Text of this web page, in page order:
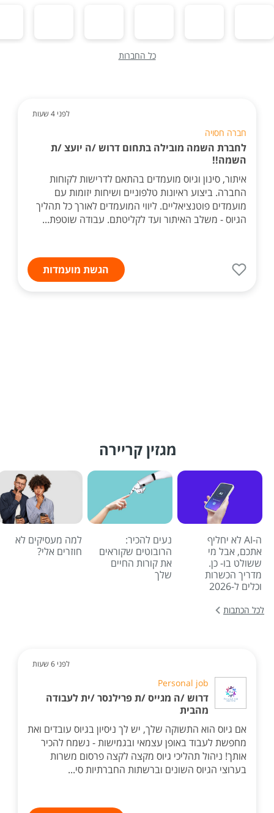
כל החברות
לפני 4 שעות
חברה חסויה
לחברת השמה מובילה בתחום דרוש /ה יועצ /ת
השמה!!
איתור, סינון וגיוס מועמדים בהתאם לדרישות לקוחות
החברה. ביצוע ראיונות טלפוניים ושיחות יזומות עם
מועמדים פוטנציאליים. ליווי המועמדים לאורך כל תהליך
הגיוס - משלב האיתור ועד לקליטתם. עבודה שוטפת...
הגשת מועמדות
מגזין קריירה
ה-AI לא יחליף
אתכם, אבל מי
ששולט בו- כן.
מדריך הכשרות
וכלים ל-2026
נעים להכיר:
הרובוטים שקוראים
את קורות החיים
שלך
למה מעסיקים לא
חוזרים אלי?
לכל הכתבות
לפני 6 שעות
Personal job
דרוש /ה מגייס /ת פרילנסר /ית לעבודה
מהבית
אם גיוס הוא התשוקה שלך, יש לך ניסיון בגיוס עובדים ואת
מחפשת לעבוד באופן עצמאי ובגמישות - נשמח להכיר
אותך! ניהול תהליכי גיוס מקצה לקצה פרסום משרות
בערוצי הגיוס השונים וברשתות החברתיות סי...